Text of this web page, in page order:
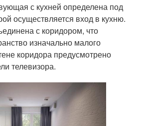
с кухней определена под
осуществляется вход в кухню.
с коридором, что
изначально малого
коридора предусмотрено
телевизора.